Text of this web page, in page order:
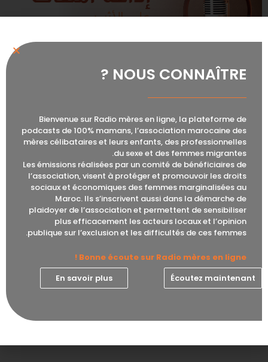
مسرحية بعنوان «نحن هنا»
الصوت
00:00
NOUS CONNAÎTRE ?
Bienvenue sur Radio mères en ligne, la plateforme de
podcasts de 100% mamans, l’association marocaine des
mères célibataires et leurs enfants, des professionnelles
du sexe et des femmes migrantes.
Les émissions réalisées par un comité de bénéficiaires de
l’association, visent à protéger et promouvoir les droits
sociaux et économiques des femmes marginalisées au
Maroc. Ils s’inscrivent aussi dans la démarche de
plaidoyer de l’association et permettent de sensibiliser
plus efficacement les acteurs locaux et l’opinion
publique sur l’exclusion et les difficultés de ces femmes.
Bonne écoute sur Radio mères en ligne !
Écoutez maintenant
En savoir plus